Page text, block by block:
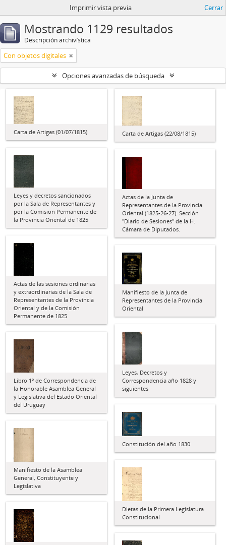
Imprimir vista previa Cerrar
Mostrando 1129 resultados
Descripción archivística
Con objetos digitales
Opciones avanzadas de búsqueda
Carta de Artigas (01/07/1815) Carta de Artigas (22/08/1815)
Leyes y decretos sancionados
por la Sala de Representantes y
por la Comisión Permanente de
la Provincia Oriental de 1825
Actas de la Junta de
Representantes de la Provincia
Oriental (1825-26-27). Sección
"Diario de Sesiones" de la H.
Cámara de Diputados.
Actas de las sesiones ordinarias
y extraordinarias de la Sala de
Representantes de la Provincia
Oriental y de la Comisión
Permanente de 1825
Manifiesto de la Junta de
Representantes de la Provincia
Oriental
Leyes, Decretos y
Correspondencia año 1828 y
siguientes
Libro 1º de Correspondencia de
la Honorable Asamblea General
y Legislativa del Estado Oriental
del Uruguay
Constitución del año 1830
Manifiesto de la Asamblea
General, Constituyente y
Legislativa
Dietas de la Primera Legislatura
Constitucional